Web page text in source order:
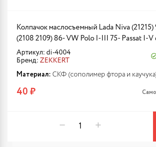
Колпачок маслосъемный Lada Niva (21215)
(2108 2109) 86- VW Polo I-III 75- Passat I-
Артикул: di-4004
Бренд: ZEKKERT
Материал: СКФ (сополимер фтора и
40 ₽